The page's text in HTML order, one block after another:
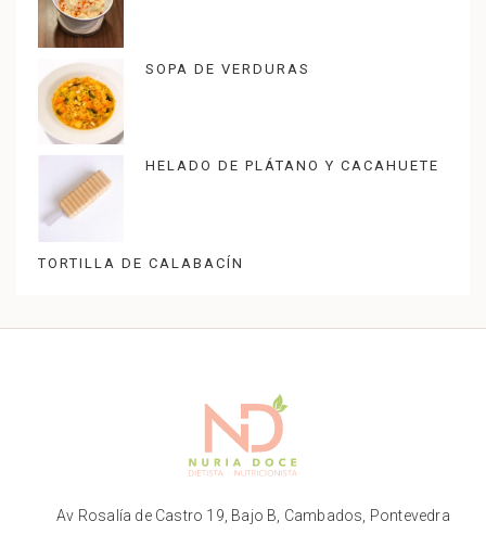
SOPA DE VERDURAS
HELADO DE PLÁTANO Y CACAHUETE
TORTILLA DE CALABACÍN
Av Rosalía de Castro 19, Bajo B, Cambados, Pontevedra